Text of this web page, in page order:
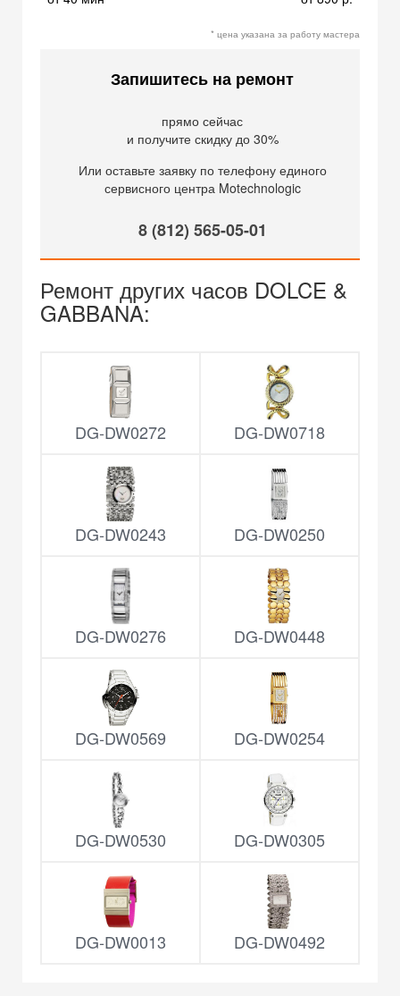
* цена указана за работу мастера
Запишитесь на ремонт
прямо сейчас
и получите скидку до 30%
Или оставьте заявку по телефону единого
сервисного центра Motechnologic
8 (812) 565-05-01
Ремонт других часов DOLCE &
GABBANA:
DG-DW0272 DG-DW0718
DG-DW0243 DG-DW0250
DG-DW0276 DG-DW0448
DG-DW0569 DG-DW0254
DG-DW0530 DG-DW0305
DG-DW0013 DG-DW0492